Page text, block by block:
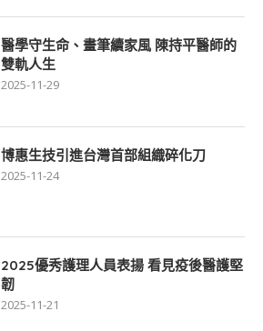
醫學守生命、畫筆續家風 陳持平醫師的
雙軌人生
2025-11-29
博惠生技引進台灣首部組織碎化刀
2025-11-24
2025優秀護理人員表揚 看見疫後醫護堅
韌
2025-11-21